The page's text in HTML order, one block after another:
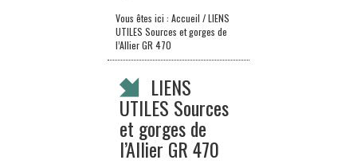
Vous êtes ici : Accueil / LIENS
UTILES Sources et gorges de
l’Allier GR 470
LIENS
UTILES Sources
et gorges de
l’Allier GR 470